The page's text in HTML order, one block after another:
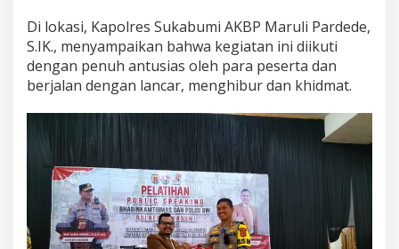
Di lokasi, Kapolres Sukabumi AKBP Maruli Pardede,
S.IK., menyampaikan bahwa kegiatan ini diikuti
dengan penuh antusias oleh para peserta dan
berjalan dengan lancar, menghibur dan khidmat.